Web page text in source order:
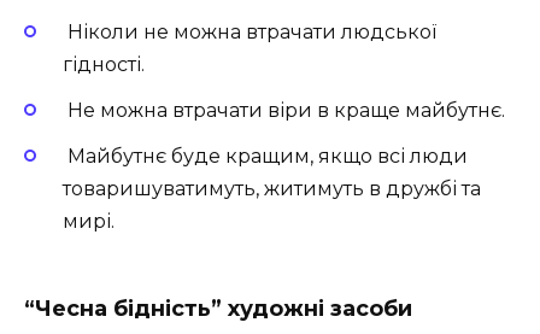
Ніколи не можна втрачати людської
гідності.
Не можна втрачати віри в краще майбутнє.
Майбутнє буде кращим, якщо всі люди
товаришуватимуть, житимуть в дружбі та
мирі.
“Чесна бідність” художні засоби